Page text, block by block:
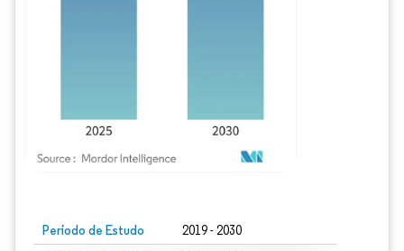
Período de Estudo 2019 - 2030